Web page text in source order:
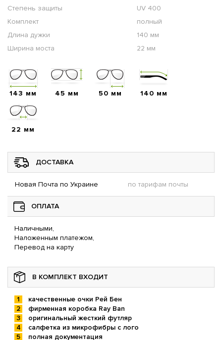
Степень защиты
UV 400
Комплект
полный
Длина дужки
140 мм
Ширина моста
22 мм
143 мм 45 мм 50 мм 140 мм
22 мм
ДОСТАВКА
Новая Почта по Украине по тарифам почты
ОПЛАТА
Наличными,
Наложенным платежом,
Перевод на карту
В КОМПЛЕКТ ВХОДИТ
качественные очки Рей Бен
фирменная коробка Ray Ban
оригинальный жесткий футляр
салфетка из микрофибры с лого
полная документация